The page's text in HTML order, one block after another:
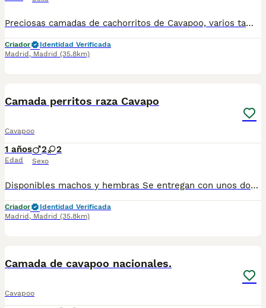
Preciosas camadas de cachorritos de Cavapoo, varios tamaños y colores. Disponibles tanto machos como hembras. Especializados en perros de raza pequeña de cría nacional (no de países del este), de cría familiar y buenas prácticas. Los perritos se entregan con unos dos meses de edad y sus vacunas correspondientes, desparasitados y certificado de salud. Se entregan en toda España con transporte de alta calidad preparado para animales, van en vehículo climatizado con chófer particular a cargo del comprado. Los precios varían en función de la morfología, el tamaño, el color y las características de cada cachorro. Si tienes dudas o consultas sobre la raza, podemos resolver tus dudas por teléfono o whatsapp: : 641 92 23 90 Precios a partir de 1000€
Criador
Identidad Verificada
Madrid , Madrid (35.8km)
Camada perritos raza Cavapo
Cavapoo
1 años
Edad
2 2
Sexo
Disponibles machos y hembras Se entregan con unos dos meses y medio de edad y sus vacunas correspondientes, desparasitados, certificado de salud, garantías por escrito tanto por enfermedad vírica como congénito genética. Todos los cachorros son descendientes de las mejores líneas nacionales, criados por profesionales expertos. Se entregan en toda España con transporte propio de alta calidad preparado para animales, van en vehículo climatizado con chófer particular a cargo del comprador. Teléfono / Whats app: 641 92 23 90 Precio a partir de 1000€
Criador
Identidad Verificada
Madrid , Madrid (35.8km)
Camada de cavapoo nacionales.
Cavapoo